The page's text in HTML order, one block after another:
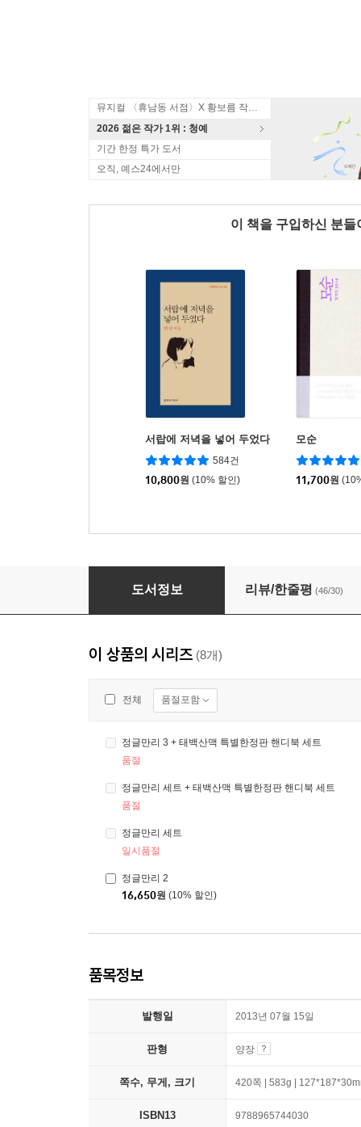
뮤지컬 〈휴남동 서점〉X 황보름 작가 북토크
2026 젊은 작가 1위 : 청예
기간 한정 특가 도서
오직, 예스24에서만
이 책을 구입하신 분
서랍에 저녁을 넣어 두었다
584건
10,800원 (10% 할인)
모순
11,700원
정글만리 2
도서정보 리뷰/한줄평 (46/30)
이 상품의 시리즈 (8개)
전체 품절포함
정글만리 3 + 태백산맥 특별한정판 핸디북 세트
품절
정글만리 세트 + 태백산맥 특별한정판 핸디북 세트
품절
정글만리 세트
일시품절
정글만리 2
16,650원 (10% 할인)
품목정보
발행일 2013년 07월 15일
판형 양장
쪽수, 무게, 크기 420쪽 | 583g |
ISBN13 9788965744030